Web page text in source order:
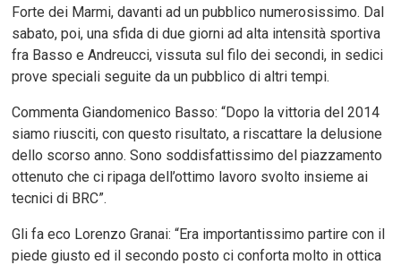
Forte dei Marmi, davanti ad un pubblico numerosissimo. Dal
sabato, poi, una sfida di due giorni ad alta intensità sportiva
fra Basso e Andreucci, vissuta sul filo dei secondi, in sedici
prove speciali seguite da un pubblico di altri tempi.
Commenta Giandomenico Basso: “Dopo la vittoria del 2014
siamo riusciti, con questo risultato, a riscattare la delusione
dello scorso anno. Sono soddisfattissimo del piazzamento
ottenuto che ci ripaga dell’ottimo lavoro svolto insieme ai
tecnici di BRC”.
Gli fa eco Lorenzo Granai: “Era importantissimo partire con il
piede giusto ed il secondo posto ci conforta molto in ottica